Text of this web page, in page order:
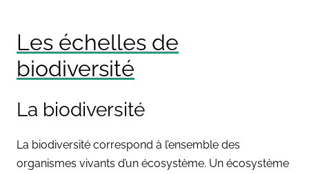
Les échelles de
biodiversité
La biodiversité
La biodiversité correspond à l’ensemble des
organismes vivants d’un écosystème. Un écosystème